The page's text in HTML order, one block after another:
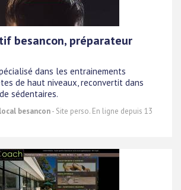
besancon, préparateur
dans les entrainements
de haut niveaux, reconvertit dans
sédentaires.
besancon- Site perso. En ligne depuis 13